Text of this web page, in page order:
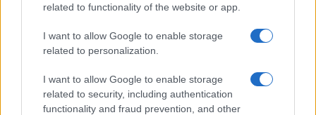
related to functionality of the website or app.
I want to allow Google to enable storage
related to personalization.
I want to allow Google to enable storage
related to security, including authentication
functionality and fraud prevention, and other
Baptiste Couilloud : 4/10
À lire également :
Paul Costes très frustré après le match
nul du Stade Toulousain à Lyon